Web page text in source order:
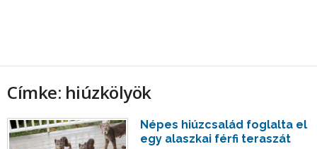
Címke: hiúzkölyök
Népes hiúzcsalád foglalta el
egy alaszkai férfi teraszát